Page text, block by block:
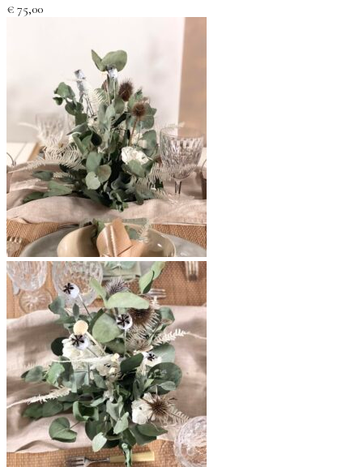
€ 75,00